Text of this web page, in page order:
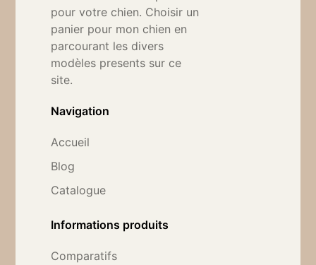
pour votre chien. Choisir un
panier pour mon chien en
parcourant les divers
modèles presents sur ce
site.
Navigation
Accueil
Blog
Catalogue
Informations produits
Comparatifs